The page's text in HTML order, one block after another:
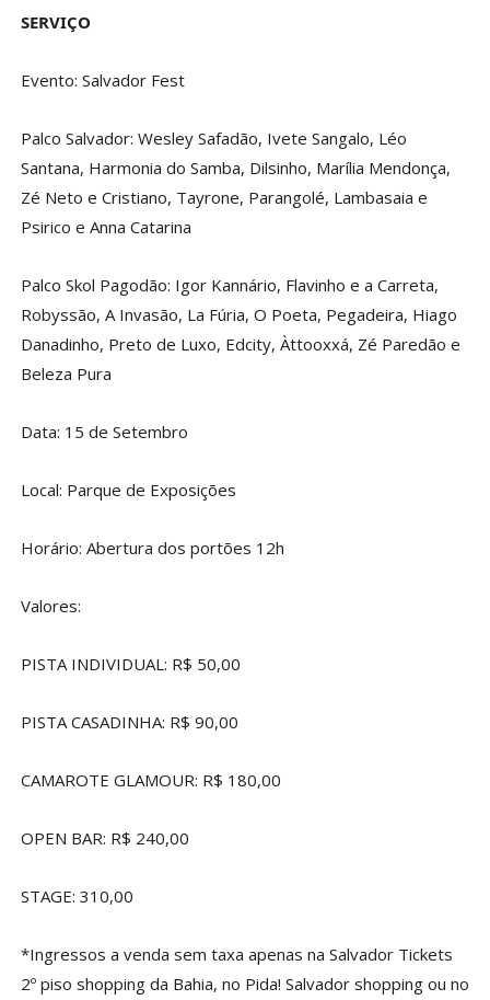
SERVIÇO
Evento: Salvador Fest
Palco Salvador: Wesley Safadão, Ivete Sangalo, Léo
Santana, Harmonia do Samba, Dilsinho, Marília Mendonça,
Zé Neto e Cristiano, Tayrone, Parangolé, Lambasaia e
Psirico e Anna Catarina
Palco Skol Pagodão: Igor Kannário, Flavinho e a Carreta,
Robyssão, A Invasão, La Fúria, O Poeta, Pegadeira, Hiago
Danadinho, Preto de Luxo, Edcity, Àttooxxá, Zé Paredão e
Beleza Pura
Data: 15 de Setembro
Local: Parque de Exposições
Horário: Abertura dos portões 12h
Valores:
PISTA INDIVIDUAL: R$ 50,00
PISTA CASADINHA: R$ 90,00
CAMAROTE GLAMOUR: R$ 180,00
OPEN BAR: R$ 240,00
STAGE: 310,00
*Ingressos a venda sem taxa apenas na Salvador Tickets
2º piso shopping da Bahia, no Pida! Salvador shopping ou no